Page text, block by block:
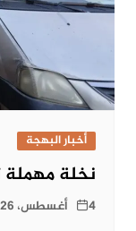
أخبار البهجة
نخلة
4 أغسطس، 2026